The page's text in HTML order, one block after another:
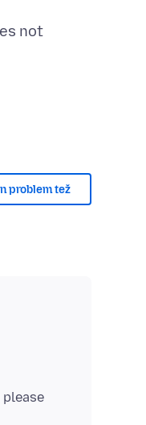
not
problem tež
please